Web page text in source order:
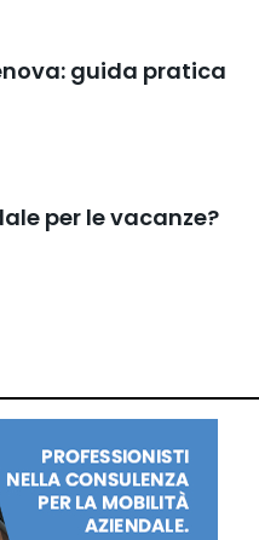
guida pratica
per le vacanze?